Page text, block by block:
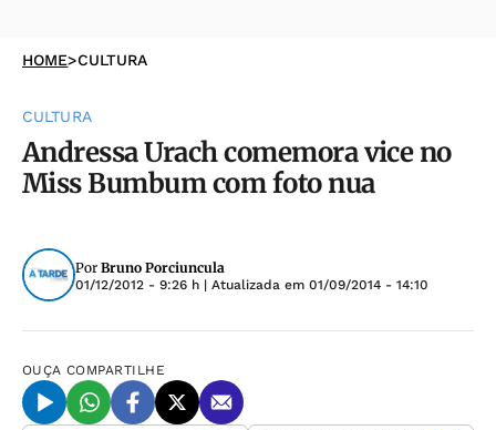
HOME>CULTURA
CULTURA
Andressa Urach comemora vice no
Miss Bumbum com foto nua
Por Bruno Porciuncula
01/12/2012 - 9:26 h | Atualizada em 01/09/2014 - 14:10
OUÇA COMPARTILHE